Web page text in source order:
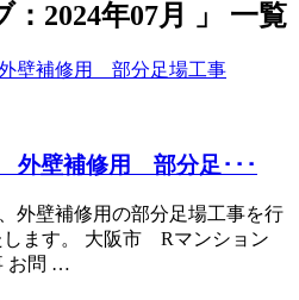
：2024年07月 」 一覧
壁補修用 部分足･･･
外壁補修用の部分足場工事を行
します。 大阪市 Rマンション
お問 …